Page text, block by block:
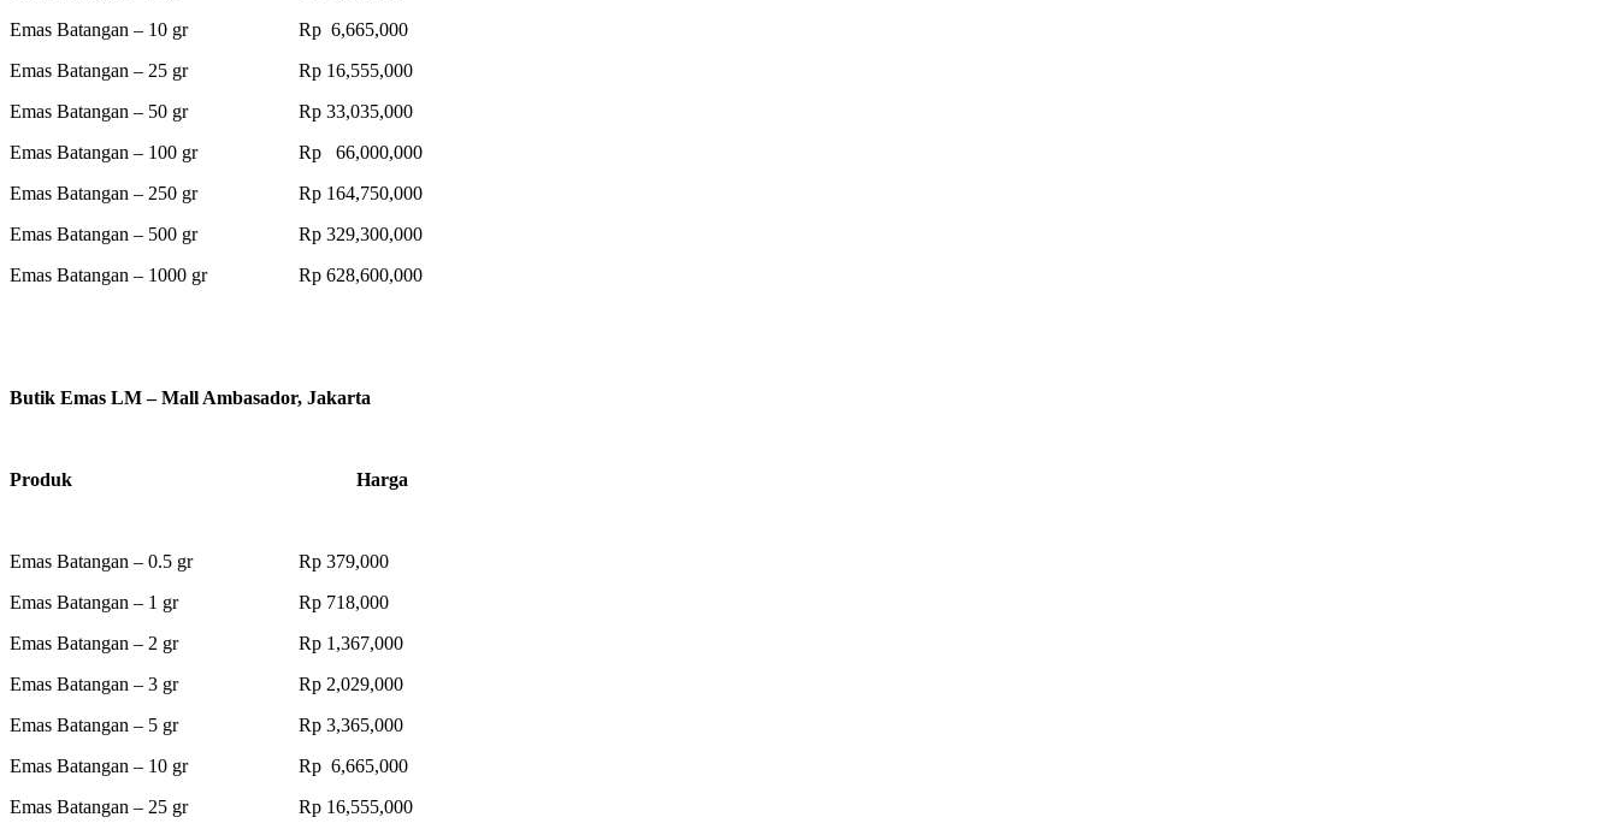
Emas Batangan – 10 gr Rp 6,665,000
Emas Batangan – 25 gr Rp 16,555,000
Emas Batangan – 50 gr Rp 33,035,000
Emas Batangan – 100 gr Rp 66,000,000
Emas Batangan – 250 gr Rp 164,750,000
Emas Batangan – 500 gr Rp 329,300,000
Emas Batangan – 1000 gr Rp 628,600,000
Butik Emas LM – Mall Ambasador, Jakarta
Produk Harga
Emas Batangan – 0.5 gr Rp 379,000
Emas Batangan – 1 gr Rp 718,000
Emas Batangan – 2 gr Rp 1,367,000
Emas Batangan – 3 gr Rp 2,029,000
Emas Batangan – 5 gr Rp 3,365,000
Emas Batangan – 10 gr Rp 6,665,000
Emas Batangan – 25 gr Rp 16,555,000